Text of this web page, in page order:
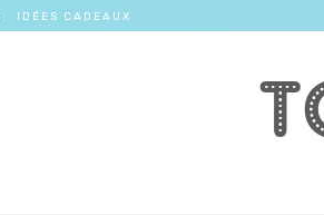
IDÉES CADEAUX